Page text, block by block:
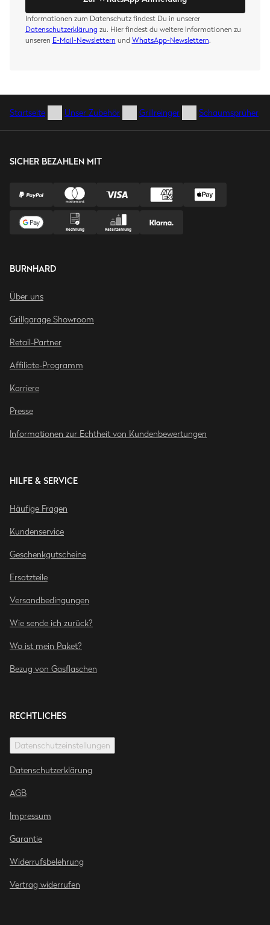
Informationen zum Datenschutz findest Du in unserer
Datenschutzerklärung zu. Hier findest du weitere Informationen zu
unseren E-Mail-Newslettern und WhatsApp-Newslettern.
Startseite Unser Zubehör Grillreinger Schaumsprüher
SICHER BEZAHLEN MIT
BURNHARD
Über uns
Grillgarage Showroom
Retail-Partner
Affiliate-Programm
Karriere
Presse
Informationen zur Echtheit von Kundenbewertungen
HILFE & SERVICE
Häufige Fragen
Kundenservice
Geschenkgutscheine
Ersatzteile
Versandbedingungen
Wie sende ich zurück?
Wo ist mein Paket?
Bezug von Gasflaschen
RECHTLICHES
Datenschutzeinstellungen
Datenschutzerklärung
AGB
Impressum
Garantie
Widerrufsbelehrung
Vertrag widerrufen